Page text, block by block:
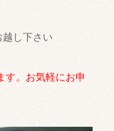
し下さい
す。お気軽にお申